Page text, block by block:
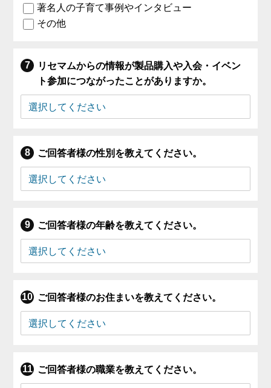
著名人の子育て事例やインタビュー
その他
リセマムからの情報が製品購入や入会・イベン
ト参加につながったことがありますか。
ご回答者様の性別を教えてください。
ご回答者様の年齢を教えてください。
ご回答者様のお住まいを教えてください。
ご回答者様の職業を教えてください。